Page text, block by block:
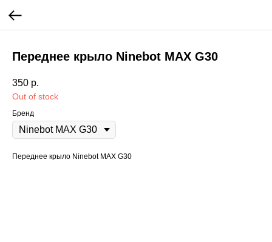
Переднее крыло Ninebot MAX G30
350 р.
Out of stock
Бренд
Переднее крыло Ninebot MAX G30